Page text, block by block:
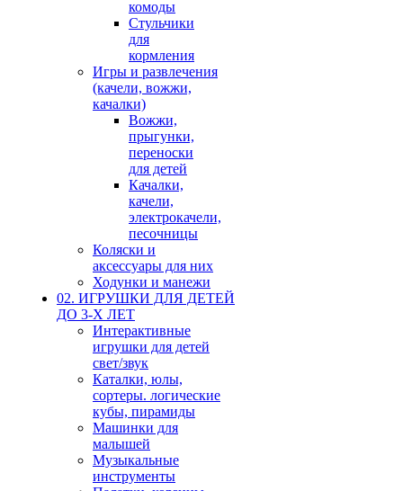
комоды
Стульчики
для
кормления
Игры и развлечения
(качели, вожжи,
качалки)
Вожжи,
прыгунки,
переноски
для детей
Качалки,
качели,
электрокачели,
песочницы
Коляски и
аксессуары для них
Ходунки и манежи
02. ИГРУШКИ ДЛЯ ДЕТЕЙ
ДО 3-Х ЛЕТ
Интерактивные
игрушки для детей
свет/звук
Каталки, юлы,
сортеры. логические
кубы, пирамиды
Машинки для
малышей
Музыкальные
инструменты